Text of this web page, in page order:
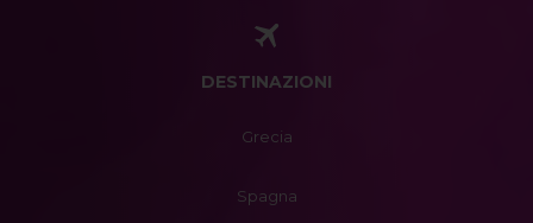
DESTINAZIONI
Grecia
Spagna